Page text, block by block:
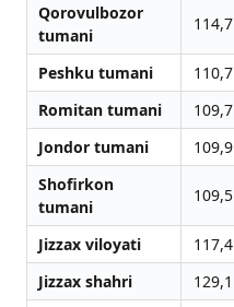
Qorovulbozor
tumani
114,7
Peshku tumani 110,7
Romitan tumani
109,7
Jondor tumani
109,9
Shofirkon
tumani
109,5
Jizzax viloyati 117,4
Jizzax shahri
129,1